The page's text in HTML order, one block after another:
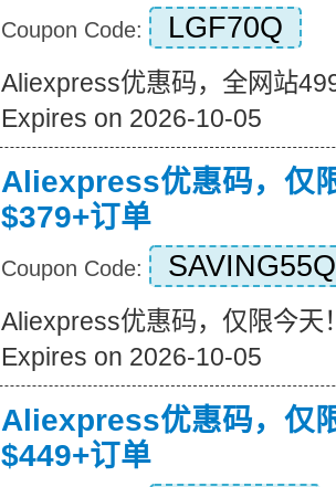
Coupon Code: LGF70Q
Aliexpress优惠码，全网站
Expires on 2026-10-05
Aliexpress优惠码，仅
$379+订单
Coupon Code: SAVING55Q
Aliexpress优惠码，仅限今天
Expires on 2026-10-05
Aliexpress优惠码，仅
$449+订单